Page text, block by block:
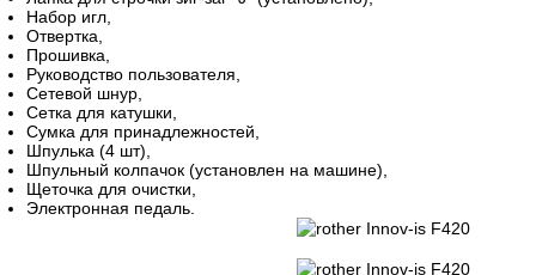
Набор игл,
Отвертка,
Прошивка,
Руководство пользователя,
Сетевой шнур,
Сетка для катушки,
Сумка для принадлежностей,
Шпулька (4 шт),
Шпульный колпачок (установлен на машине),
Щеточка для очистки,
Электронная педаль.